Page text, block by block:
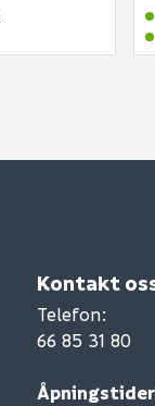
Kontakt
Telefon:
66 85 31 80